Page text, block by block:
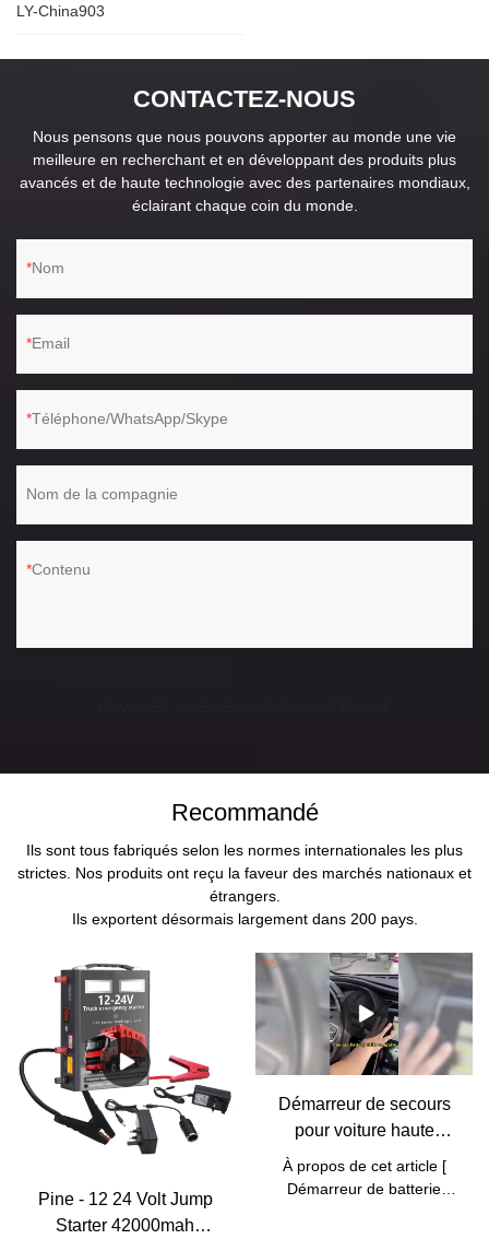
LY-China903
CONTACTEZ-NOUS
Nous pensons que nous pouvons apporter au monde une vie
meilleure en recherchant et en développant des produits plus
avancés et de haute technologie avec des partenaires mondiaux,
éclairant chaque coin du monde.
Nom
Email
Téléphone/WhatsApp/Skype
Nom de la compagnie
Contenu
Recommandé
Ils sont tous fabriqués selon les normes internationales les plus
strictes. Nos produits ont reçu la faveur des marchés nationaux et
étrangers.
Ils exportent désormais largement dans 200 pays.
Pine - 12 24 Volt Jump
Starter 42000mah
Démarreur de secours
pour voiture haute
puissance 42 kW 1 120
kW - Pin
À propos de cet article [
Démarreur de batterie